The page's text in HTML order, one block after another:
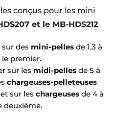
conçus pour les mini
et le MB-HDS212
des mini-pelles de 1,3 à
premier.
sur les midi-pelles de 5 à
chargeuses-pelleteuses
sur les chargeuses de 4 à
deuxième.